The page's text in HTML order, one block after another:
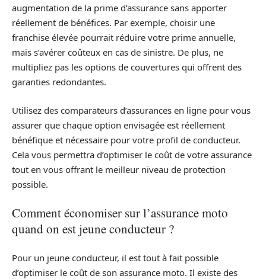
augmentation de la prime d’assurance sans apporter
réellement de bénéfices. Par exemple, choisir une
franchise élevée pourrait réduire votre prime annuelle,
mais s’avérer coûteux en cas de sinistre. De plus, ne
multipliez pas les options de couvertures qui offrent des
garanties redondantes.
Utilisez des comparateurs d’assurances en ligne pour vous
assurer que chaque option envisagée est réellement
bénéfique et nécessaire pour votre profil de conducteur.
Cela vous permettra d’optimiser le coût de votre assurance
tout en vous offrant le meilleur niveau de protection
possible.
Comment économiser sur l’assurance moto
quand on est jeune conducteur ?
Pour un jeune conducteur, il est tout à fait possible
d’optimiser le coût de son assurance moto. Il existe des